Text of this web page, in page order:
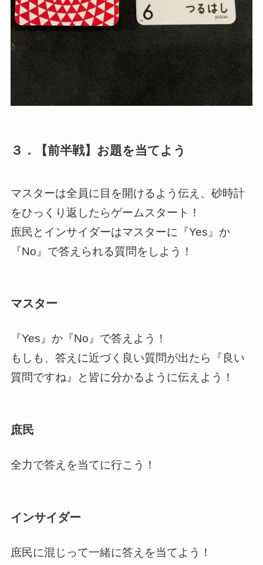
３．【前半戦】お題を当てよう
マスターは全員に目を開けるよう伝え、砂時計
をひっくり返したらゲームスタート！
庶民とインサイダーはマスターに『Yes』か
『No』で答えられる質問をしよう！
マスター
『Yes』か『No』で答えよう！
もしも、答えに近づく良い質問が出たら『良い
質問ですね』と皆に分かるように伝えよう！
庶民
全力で答えを当てに行こう！
インサイダー
庶民に混じって一緒に答えを当てよう！